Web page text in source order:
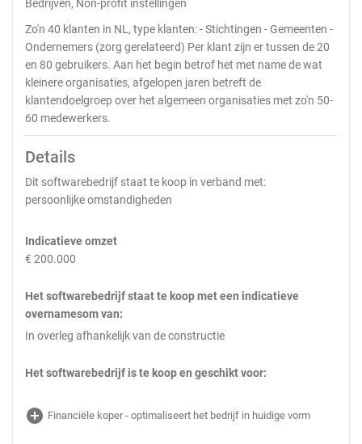
Bedrijven, Non-profit instellingen
Zo'n 40 klanten in NL, type klanten: - Stichtingen - Gemeenten -
Ondernemers (zorg gerelateerd) Per klant zijn er tussen de 20
en 80 gebruikers. Aan het begin betrof het met name de wat
kleinere organisaties, afgelopen jaren betreft de
klantendoelgroep over het algemeen organisaties met zo'n 50-
60 medewerkers.
Details
Dit softwarebedrijf staat te koop in verband met:
persoonlijke omstandigheden
Indicatieve omzet
€ 200.000
Het softwarebedrijf staat te koop met een indicatieve
overnamesom van:
In overleg afhankelijk van de constructie
Het softwarebedrijf is te koop en geschikt voor:
add_circle Financiële koper - optimaliseert het bedrijf in huidige vorm